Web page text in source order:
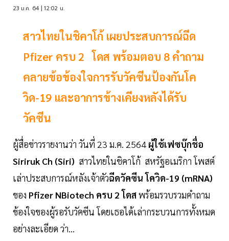
23 ม.ค. 64 | 12:02 น.
สาวไทยในชิคาโก้ เผยประสบการณ์ฉีด
Pfizer ครบ 2 โดส พร้อมตอบ 8 คำถาม
คลายข้อข้องใจการรับวัคซีนป้องกันโค
วิด-19 และอาการข้างเคียงหลังได้รับ
วัคซีน
ผู้สื่อข่าวรายงานว่า วันที่ 23 ม.ค. 2564 ผู้ใช้เฟซบุ๊กชื่อ
Siriruk Ch (Siri) สาวไทยในชิคาโก้ สหรัฐอเมริกา โพสต์
เล่าประสบการณ์หลังเจ้าตัวฉีดวัคซีน โควิด-19 (mRNA)
ของ Pfizer NBiotech ครบ 2 โดสพร้อมรวบรวมคำถาม
ข้องใจของผู้รอรับวัคซีน โดยเธอได้เล่ากระบวนการทั้งหมด
อย่างละเอียด ว่า...